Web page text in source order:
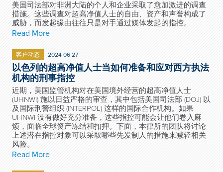
美国司法部对非洲大陆的个人和企业采取了愈加激进的调查
措施。这些调查对超高净值人士的自由、资产和声誉构成了
威胁，而发起缘由往往只是对手通过媒体发起的指控。
Read More
客户动态 2024 06 27
以色列的超高净值人士当如何准备和应对西方执法
机构的刑事指控
近期，美国监管机构对在美国境外经营的超高净值人士
(UHNWI) 施以日益严格的审查，其中包括美国司法部 (DOJ) 以
及国际刑警组织 (INTERPOL) 这样的国际合作机构。如果
UHNWI 没有做好充分准备，这些指控可能会让他们卷入麻
烦，面临全球资产冻结和扣押。下面，本律所的团队将讨论
上述潜在指控对象可以采取哪些先发制人的措施来减轻相关
风险。
Read More